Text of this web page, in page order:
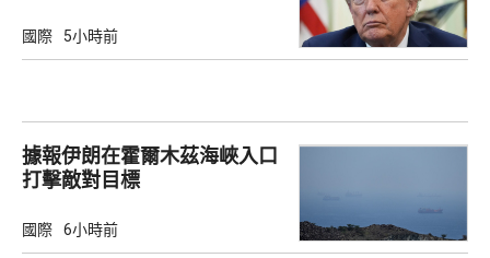
國際 5小時前
據報伊朗在霍爾木茲海峽入口
打擊敵對目標
國際 6小時前